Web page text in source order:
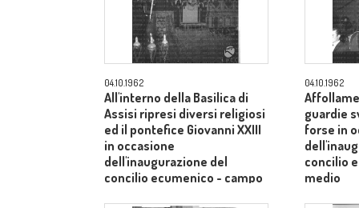
04.10.1962
All'interno della Basilica di
Assisi ripresi diversi religiosi
ed il pontefice Giovanni XXIII
in occasione
dell'inaugurazione del
concilio ecumenico - campo
04.10.1962
guardie
forse in
concilio
medio